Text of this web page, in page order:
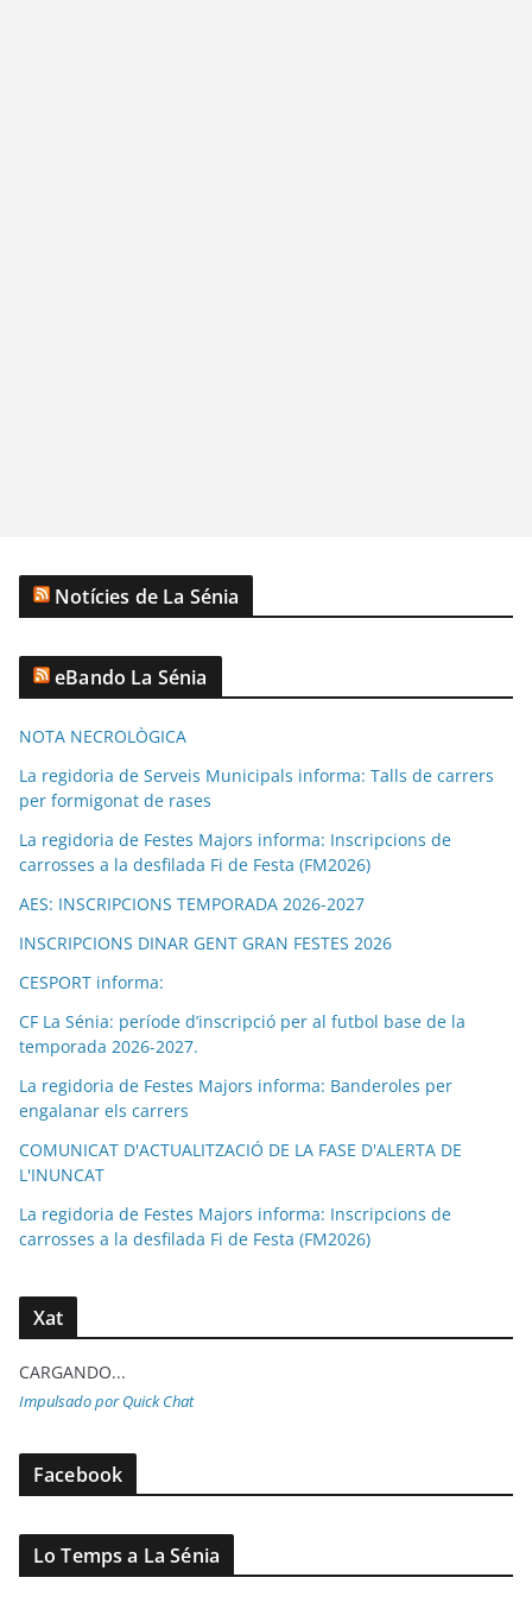
Notícies de La Sénia
eBando La Sénia
NOTA NECROLÒGICA
La regidoria de Serveis Municipals informa: Talls de carrers
per formigonat de rases
La regidoria de Festes Majors informa: Inscripcions de
carrosses a la desfilada Fi de Festa (FM2026)
AES: INSCRIPCIONS TEMPORADA 2026-2027
INSCRIPCIONS DINAR GENT GRAN FESTES 2026
CESPORT informa:
CF La Sénia: període d’inscripció per al futbol base de la
temporada 2026-2027.
La regidoria de Festes Majors informa: Banderoles per
engalanar els carrers
COMUNICAT D'ACTUALITZACIÓ DE LA FASE D'ALERTA DE
L'INUNCAT
La regidoria de Festes Majors informa: Inscripcions de
carrosses a la desfilada Fi de Festa (FM2026)
Xat
CARGANDO...
Impulsado por Quick Chat
Facebook
Lo Temps a La Sénia